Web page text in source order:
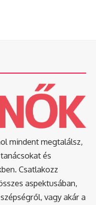
mindent megtalálsz,
és
Csatlakozz
aspektusában,
vagy akár a